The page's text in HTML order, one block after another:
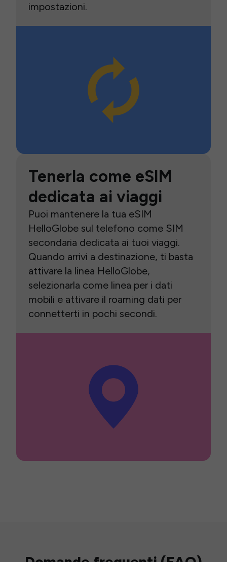
impostazioni.
Tenerla come eSIM
dedicata ai viaggi
Puoi mantenere la tua eSIM
HelloGlobe sul telefono come SIM
secondaria dedicata ai tuoi viaggi.
Quando arrivi a destinazione, ti basta
attivare la linea HelloGlobe,
selezionarla come linea per i dati
mobili e attivare il roaming dati per
connetterti in pochi secondi.